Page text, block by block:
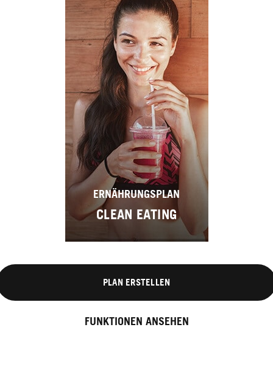
ERNÄHRUNGSPLAN
CLEAN EATING
PLAN ERSTELLEN
FUNKTIONEN ANSEHEN